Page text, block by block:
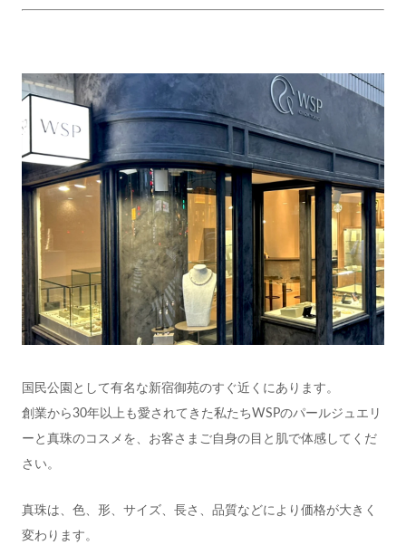
国民公園として有名な新宿御苑のすぐ近くにあります。
創業から30年以上も愛されてきた私たちWSPのパールジュエリ
ーと真珠のコスメを、お客さまご自身の目と肌で体感してくだ
さい。
真珠は、色、形、サイズ、長さ、品質などにより価格が大きく
変わります。